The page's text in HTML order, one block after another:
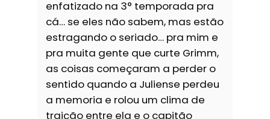
enfatizado na 3° temporada pra
cá… se eles não sabem, mas estão
estragando o seriado… pra mim e
pra muita gente que curte Grimm,
as coisas começaram a perder o
sentido quando a Juliense perdeu
a memoria e rolou um clima de
traição entre ela e o capitão